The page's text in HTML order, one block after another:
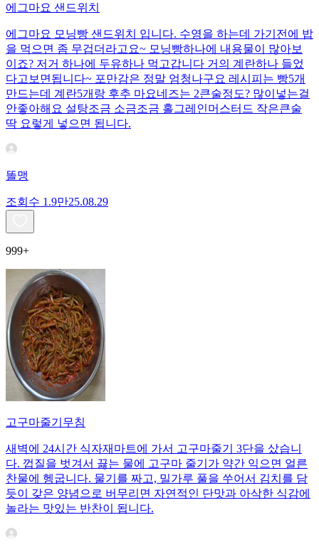
에그마요 샌드위치
에그마요 모닝빵 샌드위치 입니다. 수영을 하는데 가기전에 밥
을 먹으면 좀 무겁더라고요~ 모닝빵하나에 내용물이 많아보
이죠? 저거 하나에 두유하나 먹고갑니다 거의 계란하나 들었
다고보면됩니다~ 포만감은 정말 엄청나구요 레시피는 빵5개
만드는데 계란5개랑 후추 마요네즈는 2큰술정도? 많이넣는걸
안좋아해요 설탕조금 소금조금 홀그레인머스터드 작은큰술
딱 요렇게 넣으면 됩니다.
똘맹
조회수 1.9만25.08.29
999+
고구마줄기무침
새벽에 24시간 식자재마트에 가서 고구마줄기 3단을 샀습니
다. 껍질을 벗겨서 끓는 물에 고구마 줄기가 약간 익으면 얼른
찬물에 헹굽니다. 물기를 짜고, 밀가루 풀을 쑤어서 김치를 담
듯이 갖은 양념으로 버무리면 자연적인 단맛과 아삭한 식감에
놀라는 맛있는 반찬이 됩니다.